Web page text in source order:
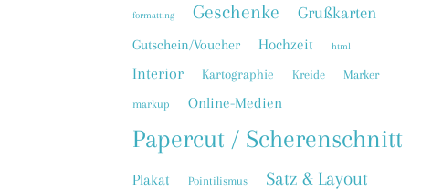
formatting Geschenke Grußkarten
Gutschein/Voucher Hochzeit html
Interior Kartographie Kreide Marker
markup Online-Medien
Papercut / Scherenschnitt
Plakat Pointilismus Satz & Layout